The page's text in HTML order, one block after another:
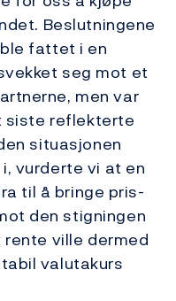
Beslutningene
fattet i en
seg mot et
men var
siste reflekterte
situasjonen
vurderte vi at en
til å bringe pris-
den stigningen
rente ville dermed
valutakurs